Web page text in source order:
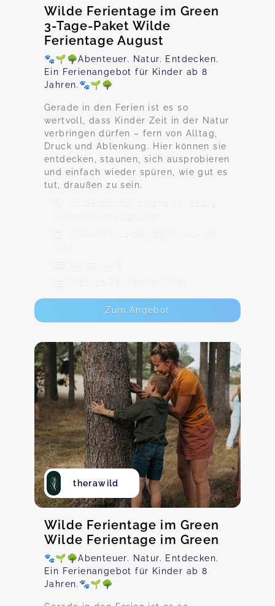
Wilde Ferientage im Green
3-Tage-Paket Wilde
Ferientage August
🐾🌱🌳Abenteuer. Natur. Entdecken.
Ein Ferienangebot für Kinder ab 8
Jahren.🐾🌱🌳
Gerade in den Ferien ist es so
wertvoll, dass Kinder Zeit in der Natur
verbringen dürfen – fern von Alltag,
Druck und Ablenkung. Hier können sie
entdecken, staunen, sich ausprobieren
und einfach wieder spüren, wie gut es
tut, draußen zu sein.
Lauterbacher Straße 16, 08223
Falkenstein/Vogtland
Mittwoch, 12.08., 09:00 - 14:00
Ab 59,00 €
Max. 10 TeilnehmerInnen
Zum Angebot
therawild
Wilde Ferientage im Green
Wilde Ferientage im Green
🐾🌱🌳Abenteuer. Natur. Entdecken.
Ein Ferienangebot für Kinder ab 8
Jahren.🐾🌱🌳